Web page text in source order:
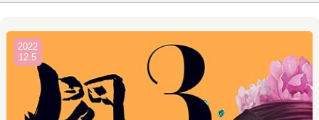
剩7勇士對抗成千上萬的日軍，無名英雄的故事，有俠義、有
是大仲馬《基度山恩仇記》，他抓到了訣竅，只要看過前面
30到50頁，熬過之後就是另外一個世界，引人入勝，很有
趣，這是一個復仇的故事。 京劇女伶變身超級英雄 一個好
的故事、好的作品，通常會有一個簡單到不行、卻極具張力
的的核心創意， 一開始可能是一句話，他舉例《閻鐵花》這
2022
12.5